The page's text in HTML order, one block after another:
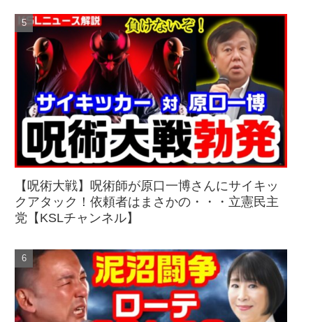
【呪術大戦】呪術師が原口一博さんにサイキッ
クアタック！依頼者はまさかの・・・立憲民主
党【KSLチャンネル】